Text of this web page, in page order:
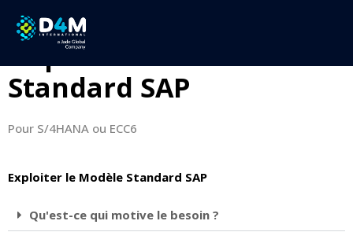
Conception et
Déploiement du Modèle
Standard SAP
Pour S/4HANA ou ECC6
Exploiter le Modèle Standard SAP
Qu'est-ce qui motive le besoin ?